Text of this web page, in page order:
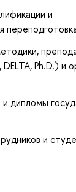
и
Ph.D.) и
дипломы
и